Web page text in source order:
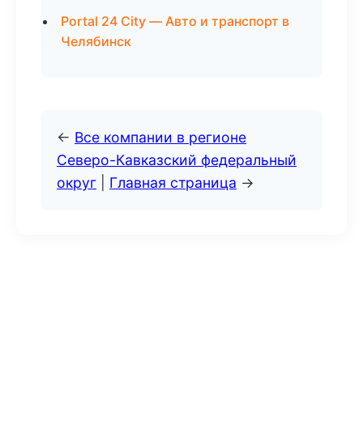
Portal 24 City — Авто и транспорт в
Челябинск
← Все компании в регионе
Северо-Кавказский федеральный
округ
Главная страница →